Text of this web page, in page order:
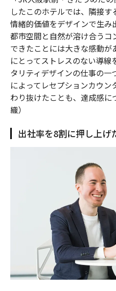
したこのホテルでは、隣接
情緒的価値をデザインで生み
都市空間と自然が溶け合う
できたことには大きな感動
にとってストレスのない導
タリティデザインの仕事の一
によってレセプションカウ
わり抜けたことも、達成感に
織）
出社率を8割に押し上げ